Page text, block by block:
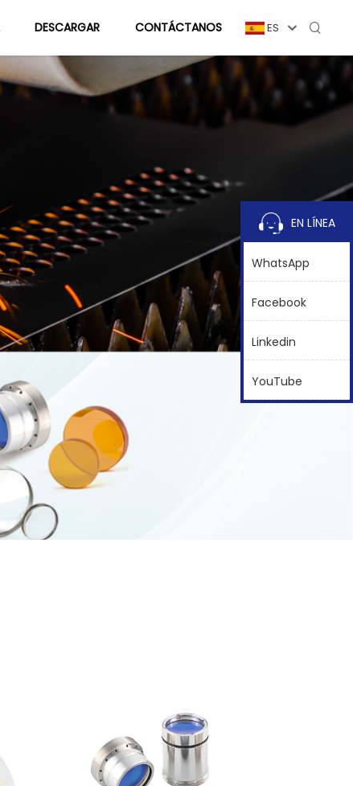
DESCARGAR CONTÁCTANOS ES
EN LÍNEA
WhatsApp
Facebook
Linkedin
YouTube